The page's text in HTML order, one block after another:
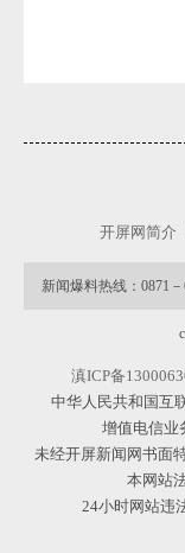
开屏网简介
新闻爆料热线：0871
滇ICP备
中华人民共和国互
增值电信业
未经开屏新闻网书面
本网站
24小时网站违